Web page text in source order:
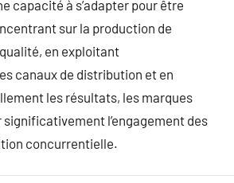
capacité à s’adapter pour être
sur la production de
en exploitant
canaux de distribution et en
les résultats, les marques
l’engagement des
concurrentielle.